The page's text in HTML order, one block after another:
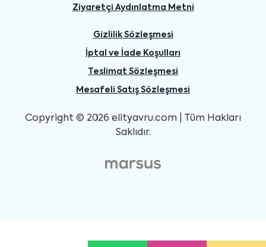
Ziyaretçi Aydınlatma Metni
Gizlilik Sözleşmesi
İptal ve İade Koşulları
Teslimat Sözleşmesi
Mesafeli Satış Sözleşmesi
Copyright © 2026 elityavru.com | Tüm Hakları
Saklıdır.